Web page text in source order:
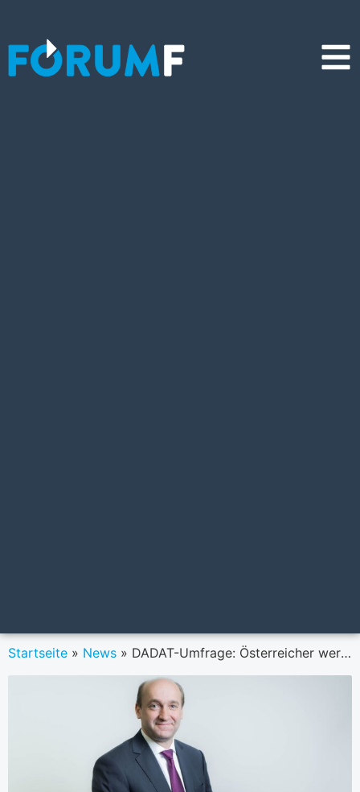
Startseite » News » DADAT-Umfrage: Österreicher werden von Sparern zu Investoren